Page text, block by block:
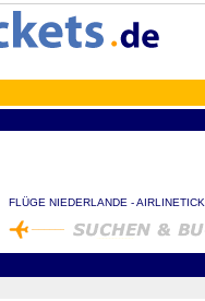
FLÜGE NIEDERLANDE -